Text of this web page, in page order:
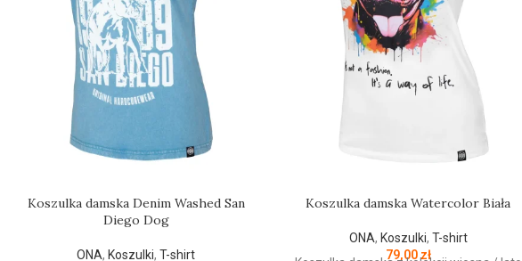
Koszulka damska Denim Washed San
Diego Dog
ONA, Koszulki,T-shirt
Koszulka damska Watercolor Biała
ONA, Koszulki, T-shirt
79,00zł